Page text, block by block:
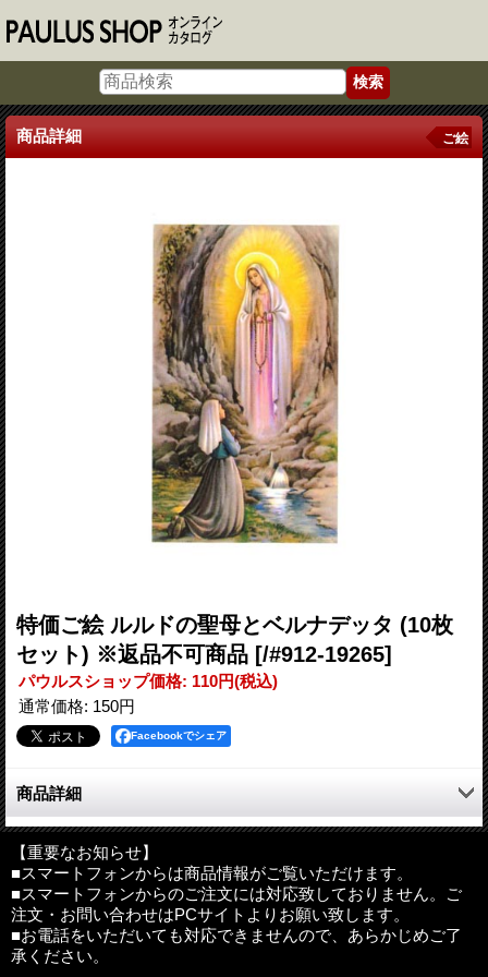
商品詳細 ご絵
特価ご絵 ルルドの聖母とベルナデッタ (10枚
セット) ※返品不可商品 [/#912-19265]
パウルスショップ価格: 110円(税込)
通常価格: 150円
Facebookでシェア
商品詳細
ルルドの聖母とベルナデッタのご絵。限定品です。
裏は無地で、プレゼントに添えたり、一言書いてメッセージカー
ドとして、お使いいただけます。
※紙が薄いため、印刷には不向きです。
【重要なお知らせ】
■スマートフォンからは商品情報がご覧いただけます。
■スマートフォンからのご注文には対応致しておりません。ご
注文・お問い合わせはPCサイトよりお願い致します。
■お電話をいただいても対応できませんので、あらかじめご了
承ください。